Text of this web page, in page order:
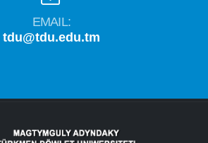
EMAIL:
tdu@tdu.edu.tm